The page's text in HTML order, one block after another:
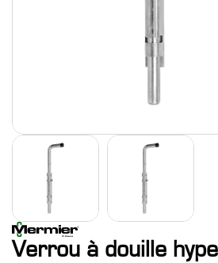
Verrou à douille